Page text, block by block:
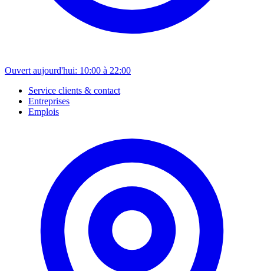
Ouvert aujourd'hui: 10:00 à 22:00
Service clients & contact
Entreprises
Emplois